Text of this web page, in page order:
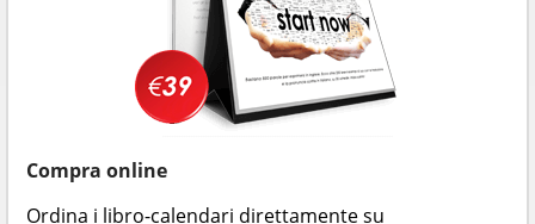
Compra online
Ordina i libro-calendari direttamente su